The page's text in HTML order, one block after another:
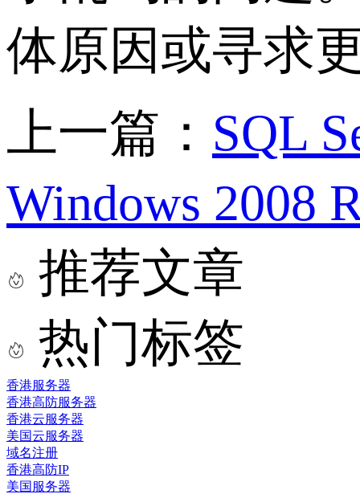
体原因或寻求
上一篇： SQL
Windows 2008
推荐文章
热门标签
香港服务器
香港高防服务器
香港云服务器
美国云服务器
域名注册
香港高防IP
美国服务器